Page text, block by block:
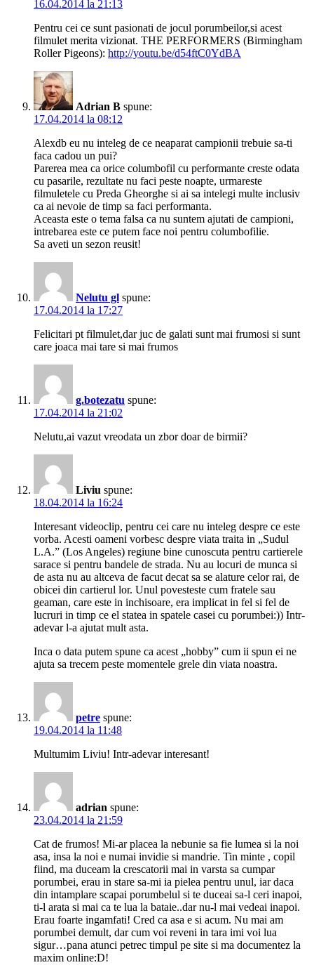
16.04.2014 la 21:13
Pentru cei ce sunt pasionati de jocul porumbeilor,si acest
filmulet merita vizionat. THE PERFORMERS (Birmingham
Roller Pigeons): http://youtu.be/d54ftC0YdBA
Adrian B spune:
17.04.2014 la 08:12
Alexdb eu nu inteleg de ce neaparat campionii trebuie sa-ti
faca cadou un pui?
Parerea mea ca orice columbofil cu performante creste odata
cu pasarile, rezultate nu faci peste noapte, urmareste
filmuletele cu Preda Gheorghe si ai sa intelegi multe inclusiv
ca ai nevoie de timp sa faci performanta.
Aceasta este o tema falsa ca nu suntem ajutati de campioni,
intrebarea este ce putem face noi pentru columbofilie.
Sa aveti un sezon reusit!
Nelutu gl spune:
17.04.2014 la 17:27
Felicitari pt filmulet,dar juc de galati sunt mai frumosi si sunt
care joaca mai tare si mai frumos
g.botezatu spune:
17.04.2014 la 21:02
Nelutu,ai vazut vreodata un zbor doar de birmii?
Liviu spune:
18.04.2014 la 16:24
Interesant videoclip, pentru cei care nu inteleg despre ce este
vorba. Acesti oameni vorbesc despre viata traita in „Sudul
L.A.” (Los Angeles) regiune bine cunoscuta pentru cartierele
sarace si pentru bandele de strada. Nu au locuri de munca si
de asta nu au altceva de facut decat sa se alature celor rai, de
obicei din cartierul lor. Unul povesteste cum fratele sau
geaman, care este in inchisoare, era implicat in fel si fel de
lucruri in timp ce el statea in spatele casei cu porumbei:)) Intr-
adevar l-a ajutat mult asta.
Inca o data putem spune ca acest „hobby” cum ii spun ei ne
ajuta sa trecem peste momentele grele din viata noastra.
petre spune:
19.04.2014 la 11:48
Multumim Liviu! Intr-adevar interesant!
adrian spune:
23.04.2014 la 21:59
Cat de frumos! Mi-ar placea la nebunie sa fie lumea si la noi
asa, insa la noi e numai invidie si mandrie. Tin minte , copil
fiind, ma duceam la crescatorii mai in varsta sa cumpar
porumbei, erau in stare sa-mi ia pielea pentru unul, iar daca
din intamplare scapai porumbelul si te duceai sa-l ceri inapoi,
ti-l arata si mai ca te lua la bataie..dar nu-l mai vedeai inapoi.
Erau foarte ingamfati! Cred ca asa e si acum. Nu mai am
porumbei demult, dar cum voi reveni in tara imi voi lua
sigur…pana atunci petrec timpul pe site si ma documentez la
maxim online:D!